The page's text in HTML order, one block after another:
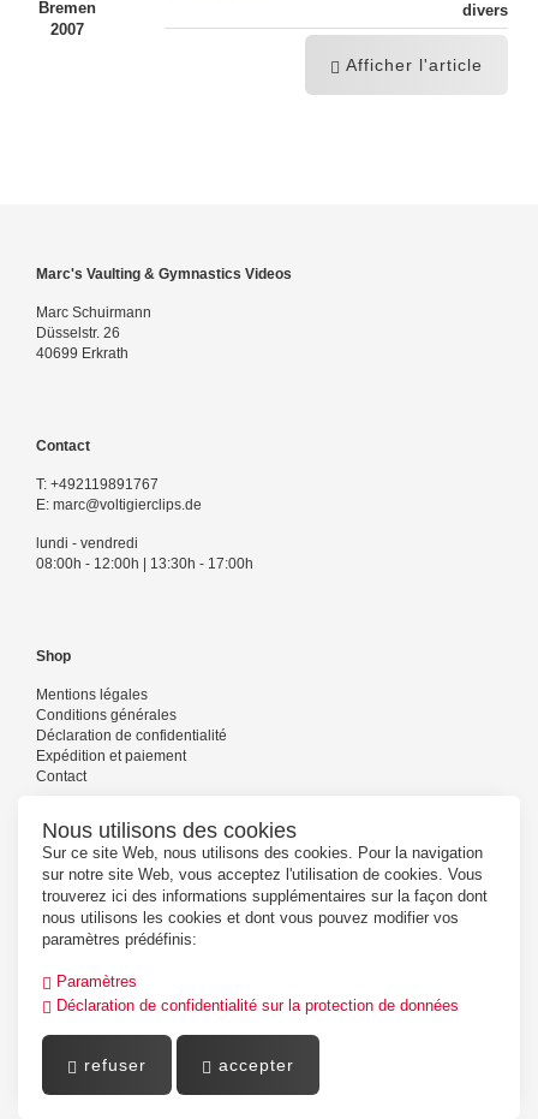
Nous utilisons des cookies
Sur ce site Web, nous utilisons des cookies. Pour la navigation
sur notre site Web, vous acceptez l'utilisation de cookies. Vous
trouverez ici des informations supplémentaires sur la façon dont
nous utilisons les cookies et dont vous pouvez modifier vos
paramètres prédéfinis:
Paramètres
Déclaration de confidentialité sur la protection de données
refuser accepter
divers
Afficher l'article
Marc's Vaulting & Gymnastics Videos
Marc Schuirmann
Düsselstr. 26
40699 Erkrath
Contact
T: +492119891767
E: marc@voltigierclips.de
lundi - vendredi
08:00h - 12:00h | 13:30h - 17:00h
Shop
Mentions légales
Conditions générales
Déclaration de confidentialité
Expédition et paiement
Contact
Suivez-nous
Powered byPepperShop